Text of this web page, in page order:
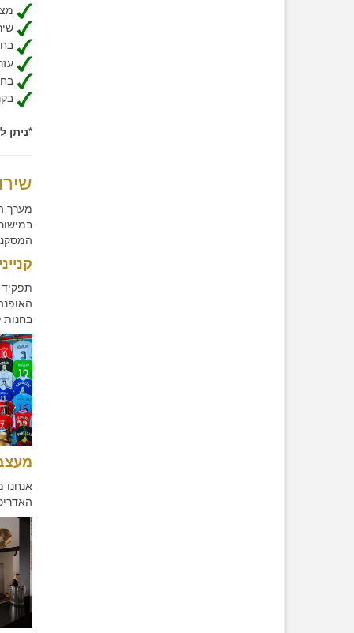
*ניתן
מערך
תפקיד
בחנות